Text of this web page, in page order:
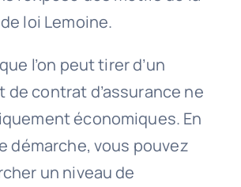
loi Lemoine.
l’on peut tirer d’un
de contrat d’assurance ne
économiques. En
démarche, vous pouvez
un niveau de